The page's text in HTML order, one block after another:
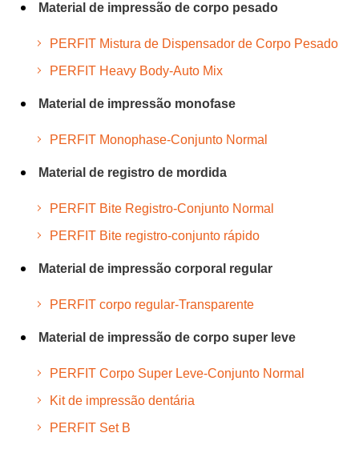
Material de impressão de corpo pesado
PERFIT Mistura de Dispensador de Corpo Pesado
PERFIT Heavy Body-Auto Mix
Material de impressão monofase
PERFIT Monophase-Conjunto Normal
Material de registro de mordida
PERFIT Bite Registro-Conjunto Normal
PERFIT Bite registro-conjunto rápido
Material de impressão corporal regular
PERFIT corpo regular-Transparente
Material de impressão de corpo super leve
PERFIT Corpo Super Leve-Conjunto Normal
Kit de impressão dentária
PERFIT Set B